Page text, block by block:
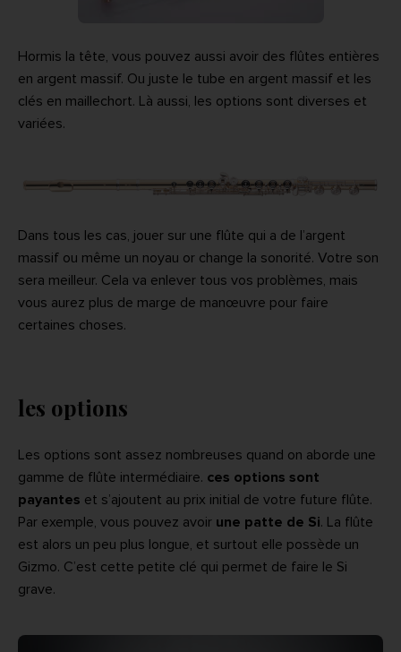
Hormis la tête, vous pouvez aussi avoir des flûtes entières
en argent massif. Ou juste le tube en argent massif et les
clés en maillechort. Là aussi, les options sont diverses et
variées.
Dans tous les cas, jouer sur une flûte qui a de l’argent
massif ou même un noyau or change la sonorité. Votre son
sera meilleur. Cela va enlever tous vos problèmes, mais
vous aurez plus de marge de manœuvre pour faire
certaines choses.
les options
Les options sont assez nombreuses quand on aborde une
gamme de flûte intermédiaire. ces options sont
payantes et s’ajoutent au prix initial de votre future flûte.
Par exemple, vous pouvez avoir une patte de Si. La flûte
est alors un peu plus longue, et surtout elle possède un
Gizmo. C’est cette petite clé qui permet de faire le Si
grave.